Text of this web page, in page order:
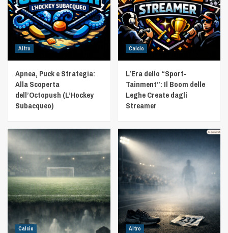
Altro
Apnea, Puck e Strategia:
Alla Scoperta
dell’Octopush (L’Hockey
Subacqueo)
Calcio
L’Era dello “Sport-
Tainment”: Il Boom delle
Leghe Create dagli
Streamer
Calcio Altro